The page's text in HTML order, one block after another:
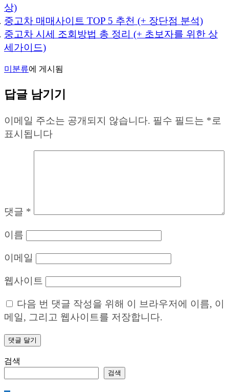
상)
중고차 매매사이트 TOP 5 추천 (+ 장단점 분석)
중고차 시세 조회방법 총 정리 (+ 초보자를 위한 상
세가이드)
미분류에 게시됨
답글 남기기
이메일 주소는 공개되지 않습니다. 필수 필드는 *로
표시됩니다
댓글 *
이름
이메일
웹사이트
다음 번 댓글 작성을 위해 이 브라우저에 이름, 이
메일, 그리고 웹사이트를 저장합니다.
검색
검색